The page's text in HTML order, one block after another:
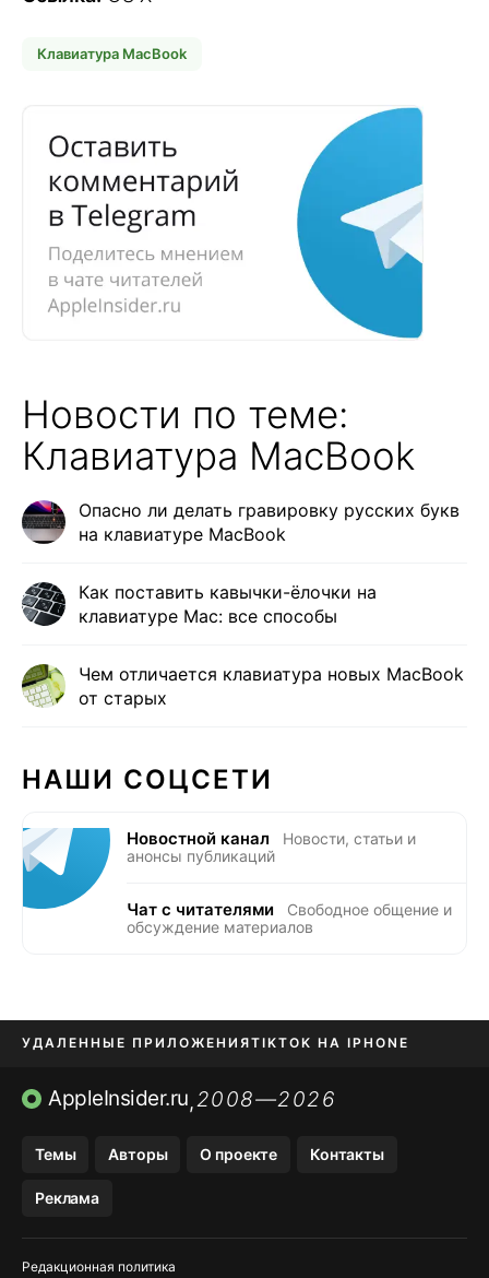
Клавиатура MacBook
Новости по теме:
Клавиатура MacBook
Опасно ли делать гравировку русских букв
на клавиатуре MacBook
Как поставить кавычки-ёлочки на
клавиатуре Mac: все способы
Чем отличается клавиатура новых MacBook
от старых
НАШИ СОЦСЕТИ
Новостной канал
Новости, статьи и
анонсы публикаций
Чат с читателями
Свободное общение и
обсуждение материалов
УДАЛЕННЫЕ ПРИЛОЖЕНИЯTIKTOK НА IPHONE
ПРИЛОЖЕНИЯ БЕЗ APP STORE
AppleInsider.ru,2008—2026
Темы Авторы О проекте Контакты
Реклама
Редакционная политика